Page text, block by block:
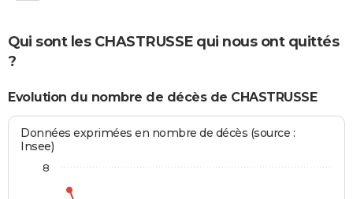
Qui sont les CHASTRUSSE qui nous ont quittés
?
Evolution du nombre de décès de CHASTRUSSE
Données exprimées en nombre de décès (source :
Insee)
8